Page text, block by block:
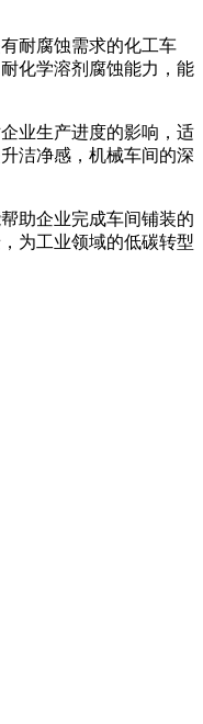
耐腐蚀需求的化工车
化学溶剂腐蚀能力，能
业生产进度的影响，适
洁净感，机械车间的深
助企业完成车间铺装的
为工业领域的低碳转型